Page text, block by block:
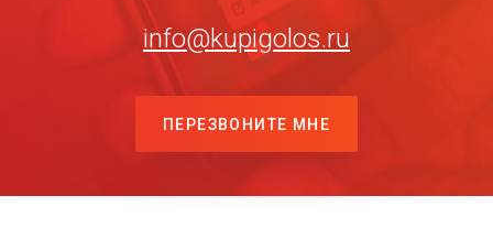
info@kupigolos.ru
ПЕРЕЗВОНИТЕ МНЕ